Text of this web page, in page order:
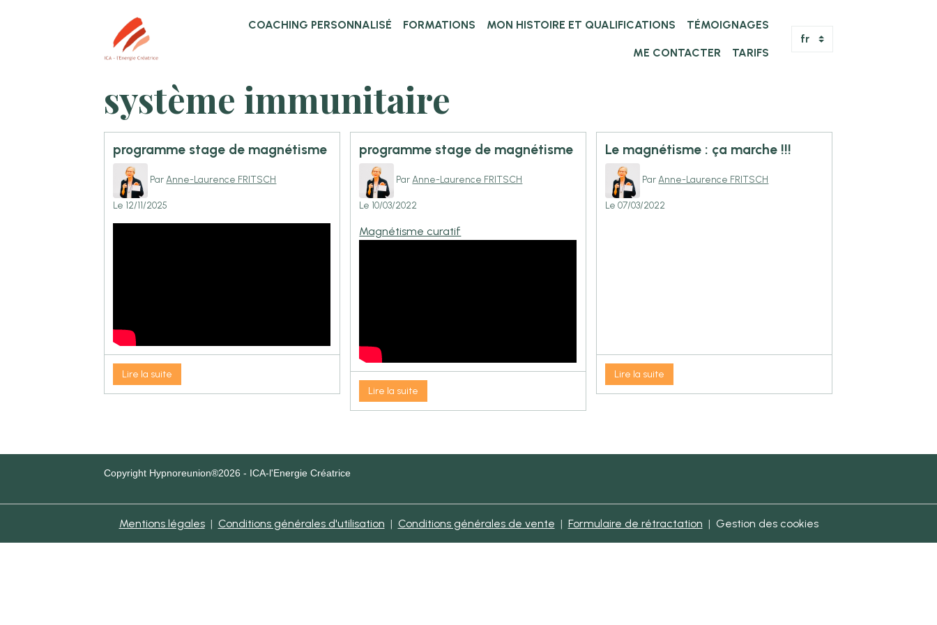
COACHING PERSONNALISÉ FORMATIONS MON HISTOIRE ET QUALIFICATIONS TÉMOIGNAGES
ME CONTACTER TARIFS
système immunitaire
programme stage de magnétisme
ParAnne-Laurence FRITSCH
Le 12/11/2025
Lire la suite
programme stage de magnétisme
ParAnne-Laurence FRITSCH
Le 10/03/2022
Magnétisme curatif
Lire la suite
Le magnétisme : ça marche !!!
ParAnne-Laurence FRITSCH
Le 07/03/2022
Lire la suite
Copyright Hypnoreunion®2026 - ICA-l'Energie Créatrice
Mentions légales Conditions générales d'utilisation Conditions générales de vente Formulaire de rétractation Gestion des cookies